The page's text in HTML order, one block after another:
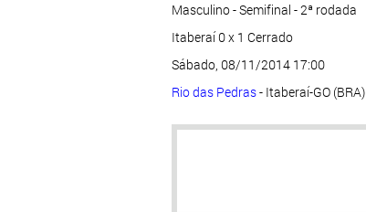
Masculino - Semifinal - 2ª rodada
Itaberaí 0 x 1 Cerrado
Sábado, 08/11/2014 17:00
Rio das Pedras- Itaberaí-GO (BRA)